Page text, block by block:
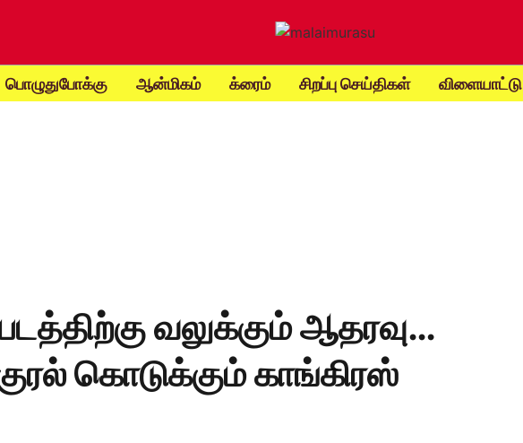
பொழுதுபோக்கு ஆன்மிகம் க்ரைம் சிறப்பு செய்திகள் விளையாட்டு
வலுக்கும் ஆதரவு…
கொடுக்கும் காங்கிரஸ்